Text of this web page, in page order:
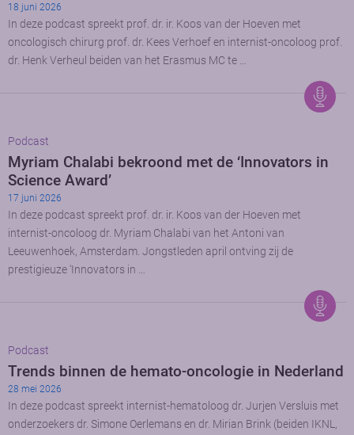
18 juni 2026
In deze podcast spreekt prof. dr. ir. Koos van der Hoeven met
oncologisch chirurg prof. dr. Kees Verhoef en internist-oncoloog prof.
dr. Henk Verheul beiden van het Erasmus MC te …
Podcast
Myriam Chalabi bekroond met de ‘Innovators in
Science Award’
17 juni 2026
In deze podcast spreekt prof. dr. ir. Koos van der Hoeven met
internist-oncoloog dr. Myriam Chalabi van het Antoni van
Leeuwenhoek, Amsterdam. Jongstleden april ontving zij de
prestigieuze ‘Innovators in …
Podcast
Trends binnen de hemato-oncologie in Nederland
28 mei 2026
In deze podcast spreekt internist-hematoloog dr. Jurjen Versluis met
onderzoekers dr. Simone Oerlemans en dr. Mirian Brink (beiden IKNL,